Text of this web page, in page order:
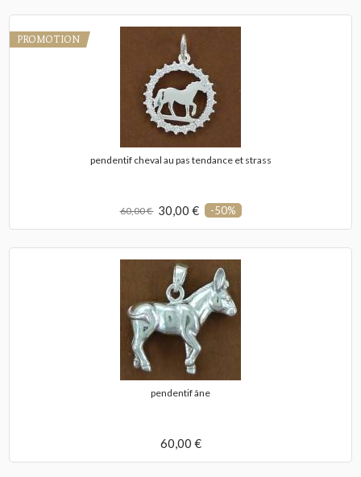
PROMOTION
pendentif cheval au pas tendance et strass
60,00 € 30,00 € -50%
pendentif âne
60,00 €